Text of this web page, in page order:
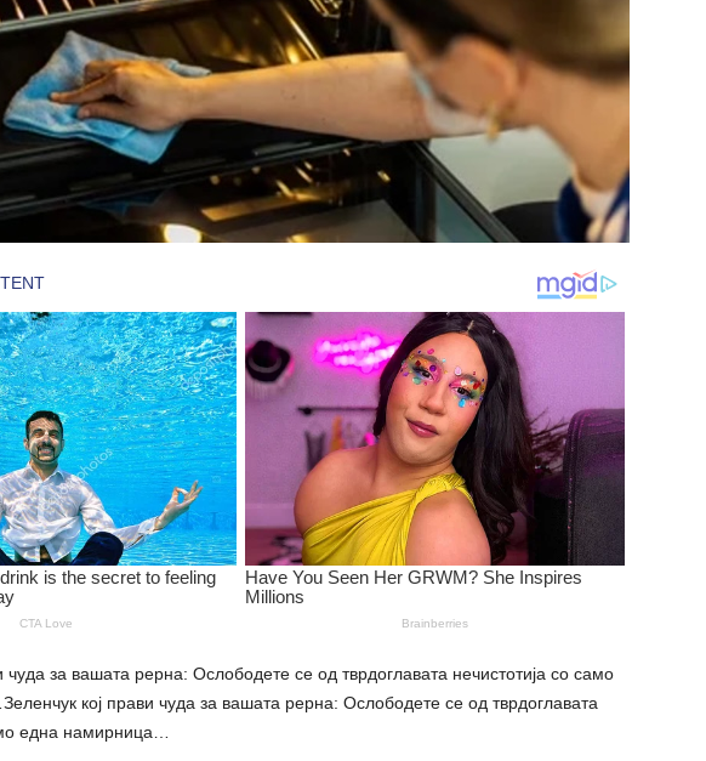
чуда за вашата рерна: Ослободете се од тврдоглавата нечистотија со само
кој прави чуда за вашата рерна: Ослободете се од тврдоглавата
една намирница…